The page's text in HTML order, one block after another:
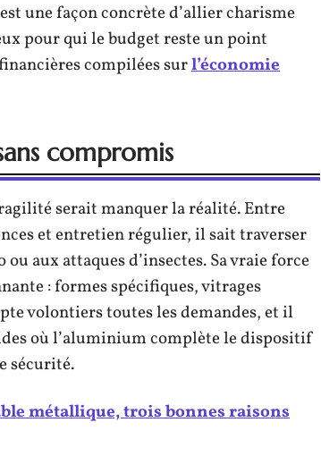
une façon concrète d’allier charisme
pour qui le budget reste un point
compilées surl’économie
compromis
serait manquer la réalité. Entre
et entretien régulier, il sait traverser
aux attaques d’insectes. Sa vraie force
: formes spécifiques, vitrages
volontiers toutes les demandes, et il
où l’aluminium complète le dispositif
sécurité.
métallique, trois bonnes raisons